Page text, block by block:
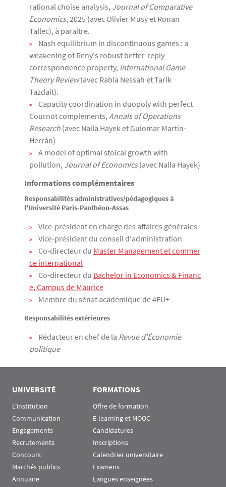
rational choise analysis, Journal of Comparative
Economics, 2025 (avec Olivier Musy et Ronan
Tallec), à paraître.
Nash equilibrium in discontinuous games : a
weakening of Reny's robust better-reply-
correspondence property, International Game
Theory Review(avec Rabia Nessah et Tarik
Tazdait).
Capacity coordination in duopoly with perfect
Cournot complements, Annals of Operations
Research (avec Naila Hayek et Guiomar Martín-
Herrán)
A model of optimal stoical growth with
pollution, Journal of Economics(avec Naila Hayek)
Informations complémentaires
Responsabilités administratives/pédagogiques à
l'Université Paris-Panthéon-Assas
Vice-président en charge des affaires générales
Vice-président du conseil d'administration
Co-directeur du Master Management et commer
ce international
Co-directeur du Bachelor in Economics & Financ
e, Campus de Maurice
Membre du sénat académique de 4EU+
Responsabilités extérieures
Rédacteur en chef de la Revue d’Économie
politique
UNIVERSITÉ
L'institution
Communication
Engagements
Recrutements
Concours
Marchés publics
Annuaire
FORMATIONS
Offre de formation
E-learning et MOOC
Candidatures
Inscriptions
Calendrier universitaire
Examens
Langues enseignées